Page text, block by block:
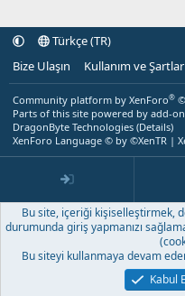
Türkçe (TR)
Bize Ulaşın
Kullanım ve Şartlar
Community platform by XenForo®
Parts of this site powered by add-
DragonByte Technologies (Details)
XenForo Language © by ©XenTR |
Bu site, içeriği kişiselleştirmek,
durumunda giriş yapmanızı
Bu siteyi kullanmaya devam
Kabul